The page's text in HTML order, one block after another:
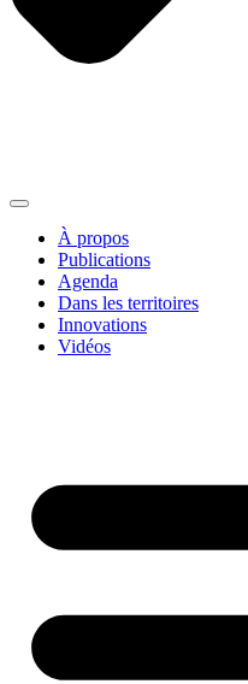
À propos
Publications
Agenda
Dans les territoires
Innovations
Vidéos